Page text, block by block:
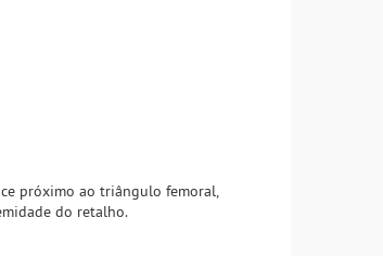
próximo ao triângulo femoral,
do retalho.